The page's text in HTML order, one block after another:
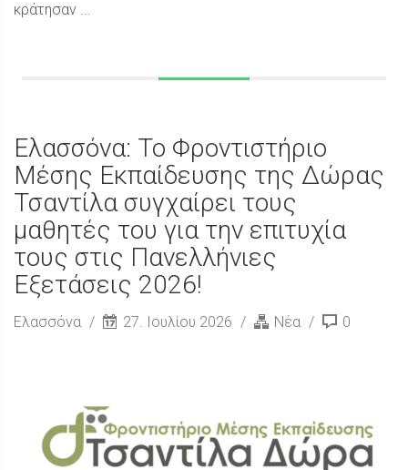
κράτησαν ...
Ελασσόνα: Το Φροντιστήριο
Μέσης Εκπαίδευσης της Δώρας
Τσαντίλα συγχαίρει τους
μαθητές του για την επιτυχία
τους στις Πανελλήνιες
Εξετάσεις 2026!
Ελασσόνα 27. Ιουλίου 2026 Νέα 0